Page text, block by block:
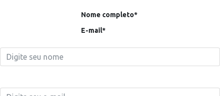
Nome completo*
E-mail*